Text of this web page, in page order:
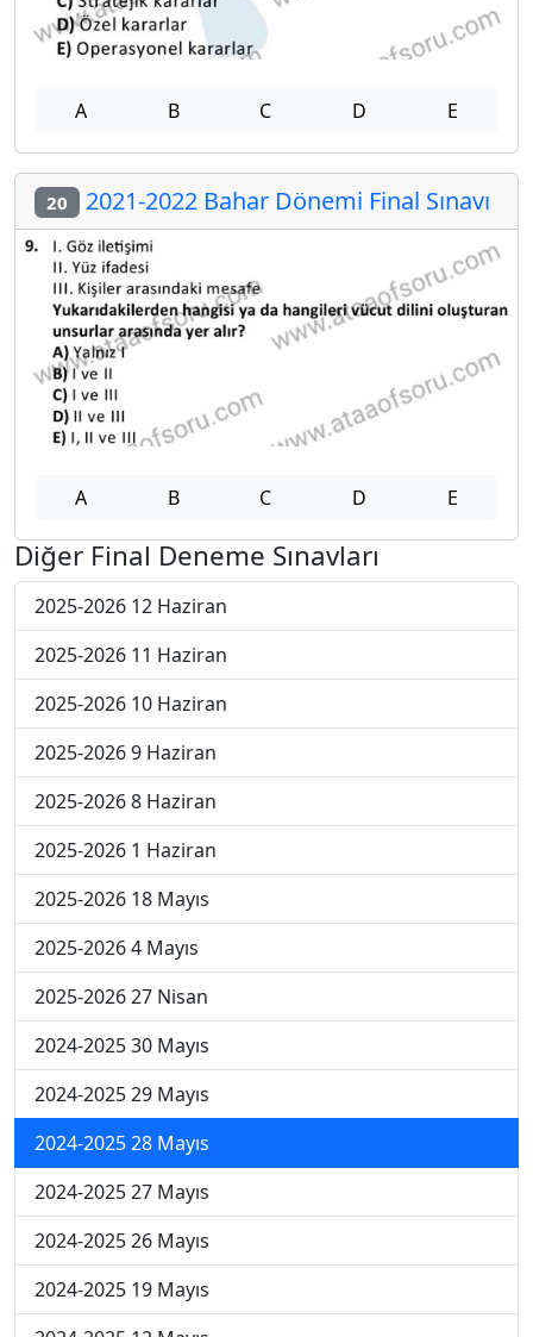
A B C D E
20 2021-2022 Bahar Dönemi Final Sınavı
A B C D E
Diğer Final Deneme Sınavları
2025-2026 12 Haziran
2025-2026 11 Haziran
2025-2026 10 Haziran
2025-2026 9 Haziran
2025-2026 8 Haziran
2025-2026 1 Haziran
2025-2026 18 Mayıs
2025-2026 4 Mayıs
2025-2026 27 Nisan
2024-2025 30 Mayıs
2024-2025 29 Mayıs
2024-2025 28 Mayıs
2024-2025 27 Mayıs
2024-2025 26 Mayıs
2024-2025 19 Mayıs